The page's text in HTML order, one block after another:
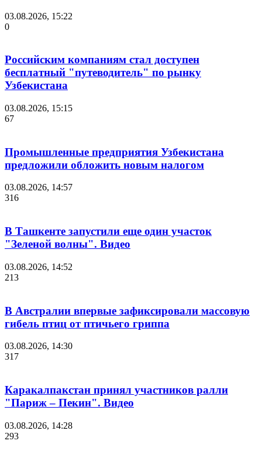
03.08.2026, 15:22
0
Российским компаниям стал доступен
бесплатный "путеводитель" по рынку
Узбекистана
03.08.2026, 15:15
67
Промышленные предприятия Узбекистана
предложили обложить новым налогом
03.08.2026, 14:57
316
В Ташкенте запустили еще один участок
"Зеленой волны". Видео
03.08.2026, 14:52
213
В Австралии впервые зафиксировали массовую
гибель птиц от птичьего гриппа
03.08.2026, 14:30
317
Каракалпакстан принял участников ралли
"Париж – Пекин". Видео
03.08.2026, 14:28
293